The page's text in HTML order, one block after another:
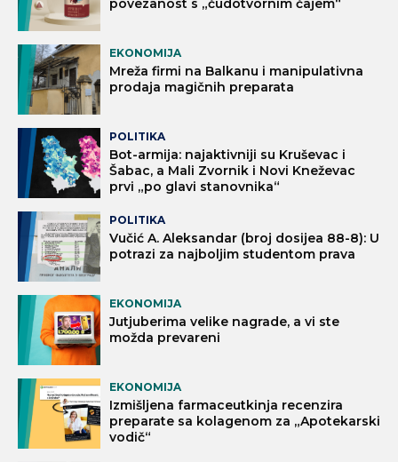
EKONOMIJA
Mreža firmi na Balkanu i manipulativna
prodaja magičnih preparata
POLITIKA
Bot-armija: najaktivniji su Kruševac i
Šabac, a Mali Zvornik i Novi Kneževac
prvi „po glavi stanovnika“
POLITIKA
Vučić A. Aleksandar (broj dosijea 88-8): U
potrazi za najboljim studentom prava
EKONOMIJA
Jutjuberima velike nagrade, a vi ste
možda prevareni
EKONOMIJA
Izmišljena farmaceutkinja recenzira
preparate sa kolagenom za „Apotekarski
vodič“